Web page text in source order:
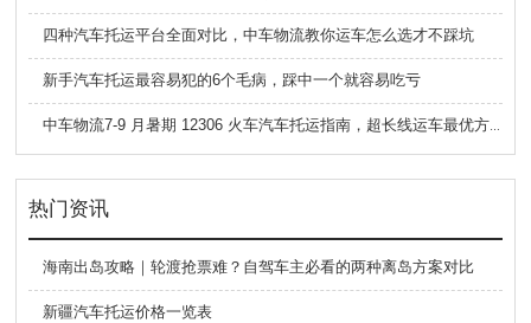
四种汽车托运平台全面对比，中车物流教你运车怎么选才不踩坑
新手汽车托运最容易犯的6个毛病，踩中一个就容易吃亏
中车物流7-9 月暑期 12306 火车汽车托运指南，超长线运车最优方案
热门资讯
海南出岛攻略｜轮渡抢票难？自驾车主必看的两种离岛方案对比
新疆汽车托运价格一览表